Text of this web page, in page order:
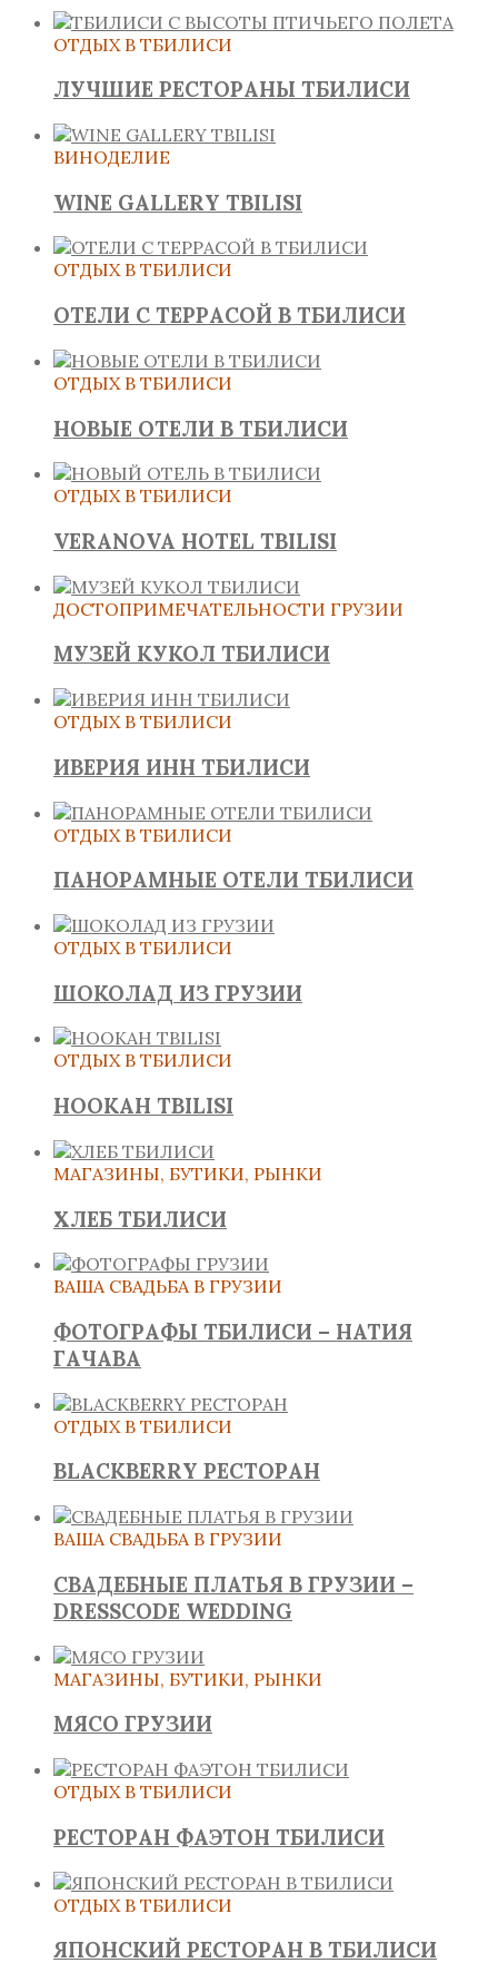
ОТДЫХ В ТБИЛИСИ
ЛУЧШИЕ РЕСТОРАНЫ ТБИЛИСИ
ВИНОДЕЛИЕ
WINE GALLERY TBILISI
ОТДЫХ В ТБИЛИСИ
ОТЕЛИ С ТЕРРАСОЙ В ТБИЛИСИ
ОТДЫХ В ТБИЛИСИ
НОВЫЕ ОТЕЛИ В ТБИЛИСИ
ОТДЫХ В ТБИЛИСИ
VERANOVA HOTEL TBILISI
ДОСТОПРИМЕЧАТЕЛЬНОСТИ ГРУЗИИ
МУЗЕЙ КУКОЛ ТБИЛИСИ
ОТДЫХ В ТБИЛИСИ
ИВЕРИЯ ИНН ТБИЛИСИ
ОТДЫХ В ТБИЛИСИ
ПАНОРАМНЫЕ ОТЕЛИ ТБИЛИСИ
ОТДЫХ В ТБИЛИСИ
ШОКОЛАД ИЗ ГРУЗИИ
ОТДЫХ В ТБИЛИСИ
HOOKAH TBILISI
МАГАЗИНЫ, БУТИКИ, РЫНКИ
ХЛЕБ ТБИЛИСИ
ВАША СВАДЬБА В ГРУЗИИ
ФОТОГРАФЫ ТБИЛИСИ – НАТИЯ
ГАЧАВА
ОТДЫХ В ТБИЛИСИ
BLACKBERRY РЕСТОРАН
ВАША СВАДЬБА В ГРУЗИИ
СВАДЕБНЫЕ ПЛАТЬЯ В ГРУЗИИ –
DRESSCODE WEDDING
МАГАЗИНЫ, БУТИКИ, РЫНКИ
МЯСО ГРУЗИИ
ОТДЫХ В ТБИЛИСИ
РЕСТОРАН ФАЭТОН ТБИЛИСИ
ОТДЫХ В ТБИЛИСИ
ЯПОНСКИЙ РЕСТОРАН В ТБИЛИСИ